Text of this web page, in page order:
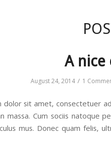
A nice
August 24, 2014 / 1
dolor sit amet, consectetuer
massa. Cum sociis natoque
mus. Donec quam felis,